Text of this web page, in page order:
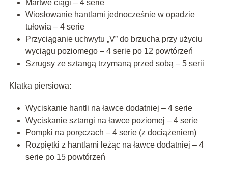
Martwe ciągi – 4 serie
Wiosłowanie hantlami jednocześnie w opadzie
tułowia – 4 serie
Przyciąganie uchwytu „V” do brzucha przy użyciu
wyciągu poziomego – 4 serie po 12 powtórzeń
Szrugsy ze sztangą trzymaną przed sobą – 5 serii
Klatka piersiowa:
Wyciskanie hantli na ławce dodatniej – 4 serie
Wyciskanie sztangi na ławce poziomej – 4 serie
Pompki na poręczach – 4 serie (z dociążeniem)
Rozpiętki z hantlami leżąc na ławce dodatniej – 4
serie po 15 powtórzeń